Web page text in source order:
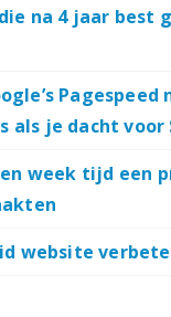
na 4 jaar best
Pagespeed
als je dacht voor
week tijd een
website